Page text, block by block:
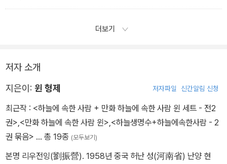
더보기
저자 소개
지은이: 윈 형제 저자파일 신간알림 신청
최근작 : <하늘에 속한 사람 + 만화 하늘에 속한 사람 윈 세트 - 전2
권> <만화 하늘에 속한 사람 윈> <하늘생명수+하늘에속한사람 - 2
권 묶음> … 총 19종 (모두보기)
본명 리우전잉(劉振營). 1958년 중국 허난 성(河南省) 난양 현